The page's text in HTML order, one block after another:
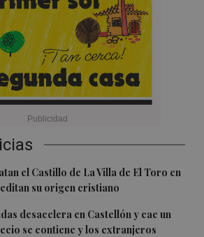
el Castillo de La Villa de El Toro en
su origen cristiano
desacelera en Castellón y cae un
se contiene y los extranjeros